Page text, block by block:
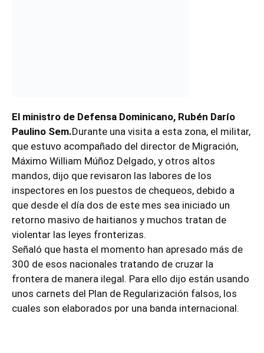
El ministro de Defensa Dominicano, Rubén Darío
Paulino Sem.Durante una visita a esta zona, el militar,
que estuvo acompañado del director de Migración,
Máximo William Múñoz Delgado, y otros altos
mandos, dijo que revisaron las labores de los
inspectores en los puestos de chequeos, debido a
que desde el día dos de este mes sea iniciado un
retorno masivo de haitianos y muchos tratan de
violentar las leyes fronterizas.
Señaló que hasta el momento han apresado más de
300 de esos nacionales tratando de cruzar la
frontera de manera ilegal. Para ello dijo están usando
unos carnets del Plan de Regularización falsos, los
cuales son elaborados por una banda internacional.